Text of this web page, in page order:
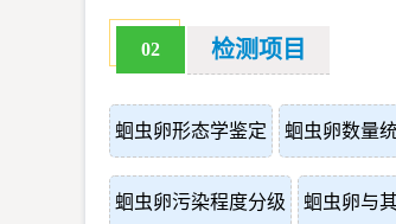
02 检测项目
蛔虫卵形态学鉴定 蛔虫卵数量
蛔虫卵污染程度分级 蛔虫卵与